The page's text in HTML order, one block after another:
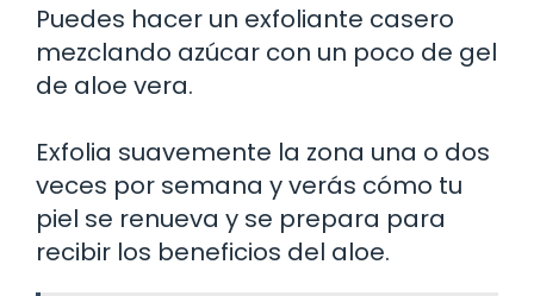
Puedes hacer un exfoliante casero
mezclando azúcar con un poco de gel
de aloe vera.
Exfolia suavemente la zona una o dos
veces por semana y verás cómo tu
piel se renueva y se prepara para
recibir los beneficios del aloe.